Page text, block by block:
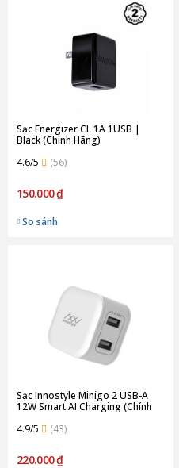
Sạc Energizer CL 1A 1USB |
Black (Chính Hãng)
4.6/5
(56)
150.000 ₫
So sánh
Sạc Innostyle Minigo 2 USB-A
12W Smart AI Charging (Chính
4.9/5
(43)
220.000 ₫